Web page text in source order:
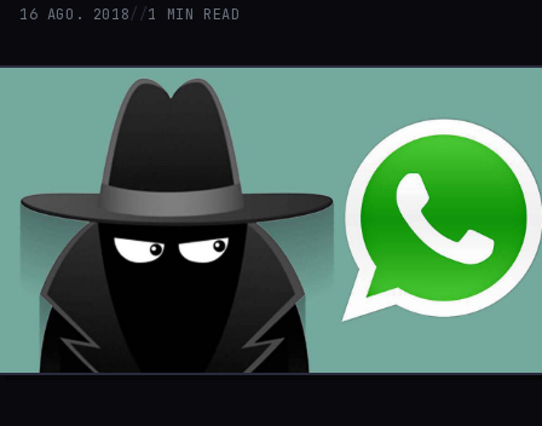
16 AGO. 2018//1 MIN READ